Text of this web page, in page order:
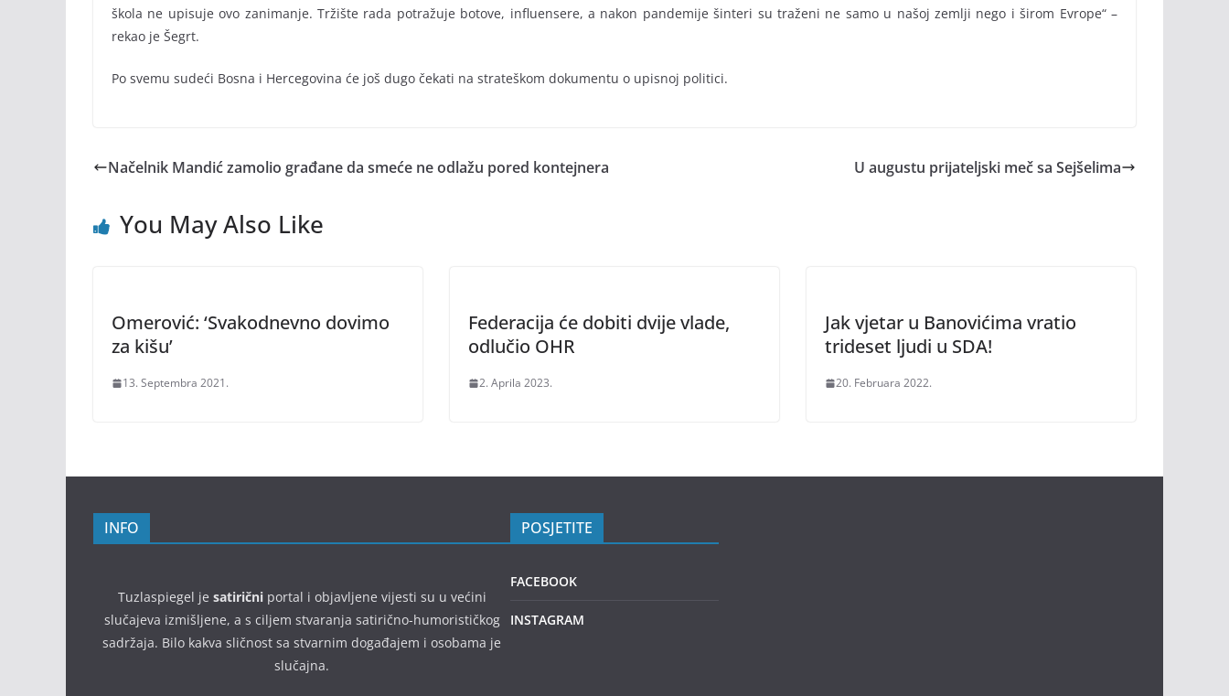
škola ne upisuje ovo zanimanje. Tržište rada potražuje botove, influensere, a nakon pandemije šinteri su traženi ne samo u našoj zemlji nego i širom Evrope“ –
rekao je Šegrt.
Po svemu sudeći Bosna i Hercegovina će još dugo čekati na strateškom dokumentu o upisnoj politici.
Načelnik Mandić zamolio građane da smeće ne odlažu pored kontejnera U augustu prijateljski meč sa Sejšelima
You May Also Like
Omerović: ‘Svakodnevno dovimo
za kišu’
13. Septembra 2021.
Federacija će dobiti dvije vlade,
odlučio OHR
2. Aprila 2023.
Jak vjetar u Banovićima vratio
trideset ljudi u SDA!
20. Februara 2022.
INFO
Tuzlaspiegel je satiričniportal i objavljene vijesti su u većini
slučajeva izmišljene, a s ciljem stvaranja satirično-humorističkog
sadržaja. Bilo kakva sličnost sa stvarnim događajem i osobama je
slučajna.
POSJETITE
FACEBOOK
INSTAGRAM